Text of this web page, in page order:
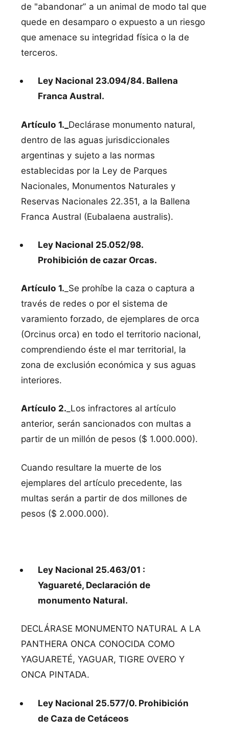
de "abandonar” a un animal de modo tal que
quede en desamparo o expuesto a un riesgo
que amenace su integridad física o la de
terceros.
Ley Nacional 23.094/84. Ballena
Franca Austral.
Artículo 1._ Declárase monumento natural,
dentro de las aguas jurisdiccionales
argentinas y sujeto a las normas
establecidas por la Ley de Parques
Nacionales, Monumentos Naturales y
Reservas Nacionales 22.351, a la Ballena
Franca Austral (Eubalaena australis).
Ley Nacional 25.052/98.
Prohibición de cazar Orcas.
Artículo 1. _Se prohíbe la caza o captura a
través de redes o por el sistema de
varamiento forzado, de ejemplares de orca
(Orcinus orca) en todo el territorio nacional,
comprendiendo éste el mar territorial, la
zona de exclusión económica y sus aguas
interiores.
Artículo 2. _Los infractores al artículo
anterior, serán sancionados con multas a
partir de un millón de pesos ($ 1.000.000).
Cuando resultare la muerte de los
ejemplares del artículo precedente, las
multas serán a partir de dos millones de
pesos ($ 2.000.000).
Ley Nacional 25.463/01 :
Yaguareté, Declaración de
monumento Natural.
DECLÁRASE MONUMENTO NATURAL A LA
PANTHERA ONCA CONOCIDA COMO
YAGUARETÉ, YAGUAR, TIGRE OVERO Y
ONCA PINTADA.
Ley Nacional 25.577/0. Prohibición
de Caza de Cetáceos